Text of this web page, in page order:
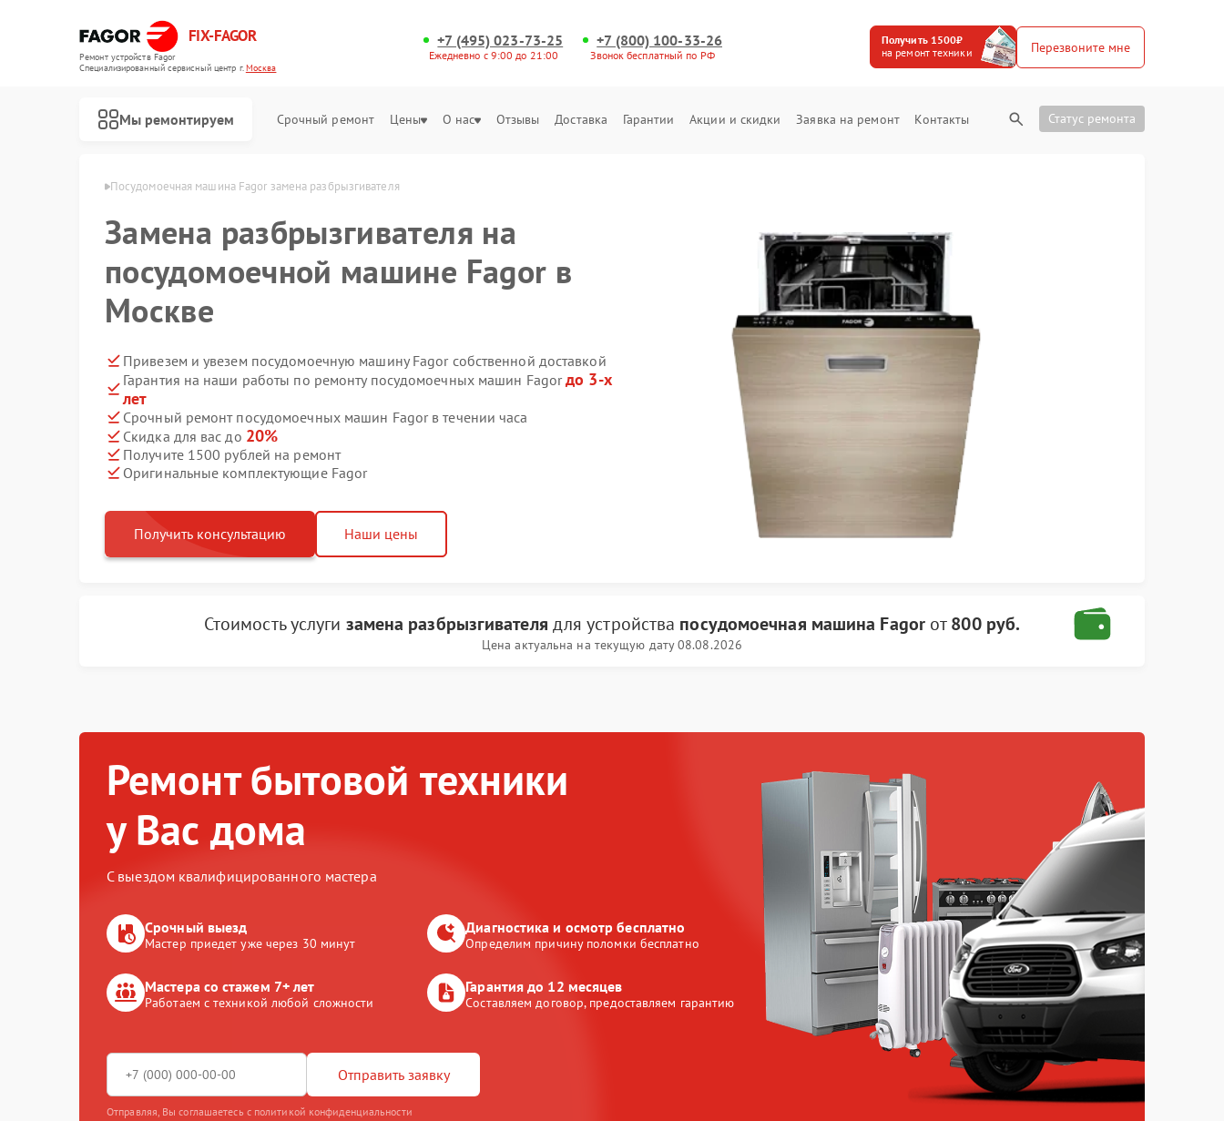
FIX-FAGOR
Ремонт устройств Fagor
Специализированный cервисный центр г.Москва
+7 (495) 023-73-25
Ежедневно с 9:00 до 21:00
+7 (800) 100-33-26
Звонок бесплатный по РФ
Получить 1500₽
на ремонт техники
Перезвоните мне
Мы ремонтируем Срочный ремонт Цены О нас Отзывы Доставка Гарантии Акции и скидки Заявка на ремонт Контакты Статус ремонта
Посудомоечная машина Fagor замена разбрызгивателя
Замена разбрызгивателя на
посудомоечной машине Fagor в
Москве
Привезем и увезем посудомоечную машину Fagor собственной доставкой
Гарантия на наши работы по ремонту посудомоечных машин Fagorдо 3-х
лет
Срочный ремонт посудомоечных машин Fagor в течении часа
Скидка для вас до 20%
Получите 1500 рублей на ремонт
Оригинальные комплектующие Fagor
Получить консультацию Наши цены
Стоимость услуги замена разбрызгивателя для устройства посудомоечная машина Fagorот800 руб.
Цена актуальна на текущую дату 08.08.2026
Ремонт бытовой техники
у Вас дома
С выездом квалифицированного мастера
Срочный выезд
Мастер приедет уже через 30 минут
Диагностика и осмотр бесплатно
Определим причину поломки бесплатно
Мастера со стажем 7+ лет
Работаем с техникой любой сложности
Гарантия до 12 месяцев
Составляем договор, предоставляем гарантию
Отправить заявку
Отправляя, Вы соглашаетесь с политикой конфиденциальности